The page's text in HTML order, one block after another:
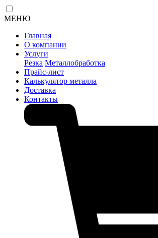
МЕНЮ
Главная
О компании
Услуги
Резка Металлобработка
Прайс-лист
Калькулятор металла
Доставка
Контакты